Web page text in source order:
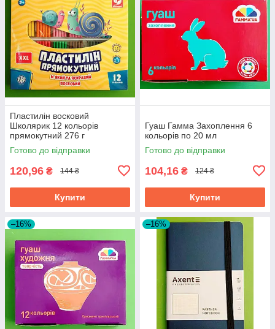
Пластилін восковий
Школярик 12 кольорів
прямокутний 276 г
Готово до відправки
120,96 ₴ 144 ₴
Купити
Гуаш Гамма Захоплення 6
кольорів по 20 мл
Готово до відправки
104,16 ₴ 124 ₴
Купити
–16% –16%